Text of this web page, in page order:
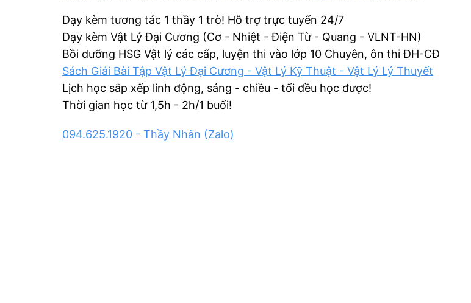
Dạy kèm tương tác 1 thầy 1 trò! Hỗ trợ trực tuyến 24/7
Dạy kèm Vật Lý Đại Cương (Cơ - Nhiệt - Điện Từ - Quang - VLNT-HN)
Bồi dưỡng HSG Vật lý các cấp, luyện thi vào lớp 10 Chuyên, ôn thi ĐH-CĐ
Sách Giải Bài Tập Vật Lý Đại Cương - Vật Lý Kỹ Thuật - Vật Lý Lý Thuyết
Lịch học sắp xếp linh động, sáng - chiều - tối đều học được!
Thời gian học từ 1,5h - 2h/1 buổi!
094.625.1920 - Thầy Nhân (Zalo)